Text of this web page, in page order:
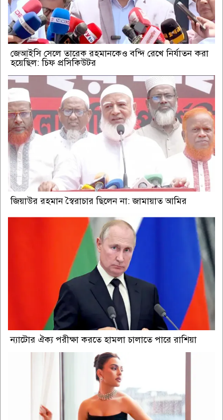
জেআইসি সেলে তারেক রহমানকেও বন্দি রেখে নির্যাতন করা
হয়েছিল: চিফ প্রসিকিউটর
জিয়াউর রহমান স্বৈরাচার ছিলেন না: জামায়াত আমির
ন্যাটোর ঐক্য পরীক্ষা করতে হামলা চালাতে পারে রাশিয়া